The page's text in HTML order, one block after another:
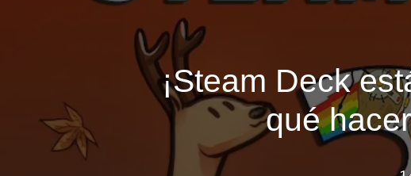
¡Steam Deck
qué